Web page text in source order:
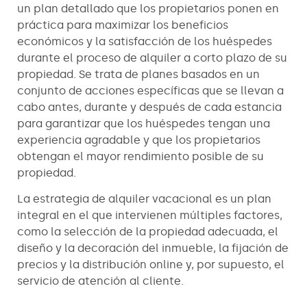
un plan detallado que los propietarios ponen en
práctica para maximizar los beneficios
económicos y la satisfacción de los huéspedes
durante el proceso de alquiler a corto plazo de su
propiedad. Se trata de planes basados en un
conjunto de acciones específicas que se llevan a
cabo antes, durante y después de cada estancia
para garantizar que los huéspedes tengan una
experiencia agradable y que los propietarios
obtengan el mayor rendimiento posible de su
propiedad.
La estrategia de alquiler vacacional es un plan
integral en el que intervienen múltiples factores,
como la selección de la propiedad adecuada, el
diseño y la decoración del inmueble, la fijación de
precios y la distribución online y, por supuesto, el
servicio de atención al cliente.